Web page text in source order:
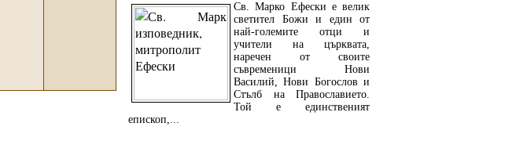
Св. Марко Ефески е велик
светител Божи и един от
най-големите отци и
учители на църквата,
наречен от своите
съвременици Нови
Василий, Нови Богослов и
Стълб на Православието.
Той е единственият
епископ,...